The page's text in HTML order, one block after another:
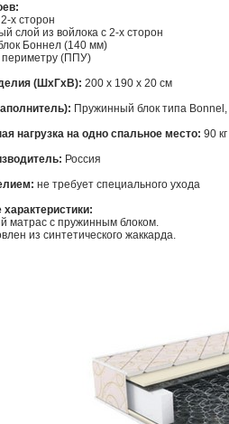
х сторон
слой из войлока с 2-х сторон
Боннел (140 мм)
периметру (ППУ)
(ШхГхВ): 200 x 190 x 20 см
Пружинный блок типа
нагрузка на одно спальное место: 90 кг
Россия
не требует специального ухода
характеристики:
матрас с пружинным блоком.
из синтетического жаккарда.